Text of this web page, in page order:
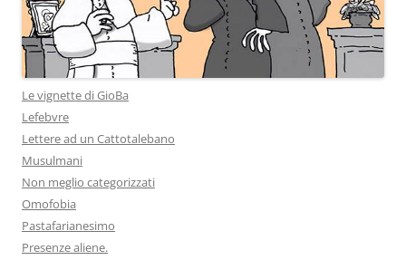
Le vignette di GioBa
Lefebvre
Lettere ad un Cattotalebano
Musulmani
Non meglio categorizzati
Omofobia
Pastafarianesimo
Presenze aliene.